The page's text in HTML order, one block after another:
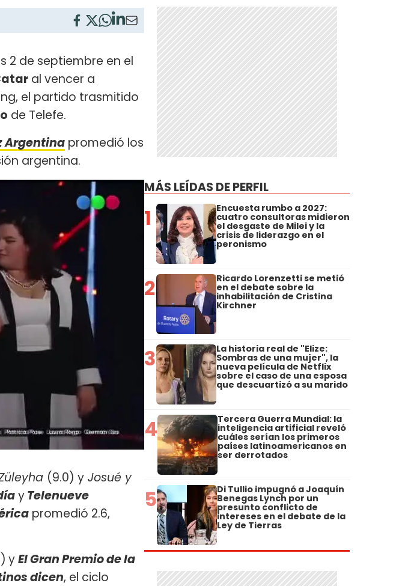
2 de septiembre en el
al vencer a
el partido trasmitido
de Telefe.
Argentina promedió los
argentina.
(9.0) y Josué y
yTelenueve
promedió 2.6,
yEl Gran Premio de la
dicen, el ciclo
MÁS LEÍDAS DE PERFIL
1 Encuesta rumbo a 2027:
cuatro consultoras midieron
el desgaste de Milei y la
crisis de liderazgo en el
peronismo
2 Ricardo Lorenzetti se metió
en el debate sobre la
inhabilitación de Cristina
Kirchner
3 La historia real de "Elize:
Sombras de una mujer", la
nueva película de Netflix
sobre el caso de una esposa
que descuartizó a su marido
4 Tercera Guerra Mundial: la
inteligencia artificial reveló
cuáles serían los primeros
países latinoamericanos en
ser derrotados
5 Di Tullio impugnó a Joaquín
Benegas Lynch por un
presunto conflicto de
intereses en el debate de la
Ley de Tierras